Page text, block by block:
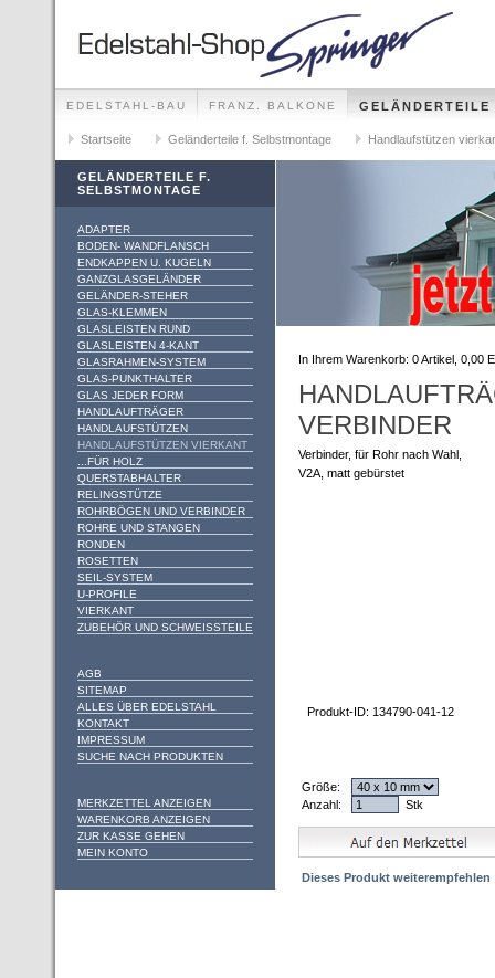
EDELSTAHL-BAU FRANZ. BALKONE
GELÄNDER-SETS FÜR ALLE MONTAGEMÖGLICHKEITEN
Startseite Geländerteile f. Selbstmontage Handlaufstützen
GELÄNDERTEILE F.
SELBSTMONTAGE
ADAPTER
BODEN- WANDFLANSCH
ENDKAPPEN U. KUGELN
GANZGLASGELÄNDER
GELÄNDER-STEHER
GLAS-KLEMMEN
GLASLEISTEN RUND
GLASLEISTEN 4-KANT
GLASRAHMEN-SYSTEM
GLAS-PUNKTHALTER
GLAS JEDER FORM
HANDLAUFTRÄGER
HANDLAUFSTÜTZEN
HANDLAUFSTÜTZEN VIERKANT
...FÜR HOLZ
QUERSTABHALTER
RELINGSTÜTZE
ROHRBÖGEN UND VERBINDER
ROHRE UND STANGEN
RONDEN
ROSETTEN
SEIL-SYSTEM
U-PROFILE
VIERKANT
ZUBEHÖR UND SCHWEISSTEILE
AGB
SITEMAP
ALLES ÜBER EDELSTAHL
KONTAKT
IMPRESSUM
SUCHE NACH PRODUKTEN
MERKZETTEL ANZEIGEN
WARENKORB ANZEIGEN
ZUR KASSE GEHEN
MEIN KONTO
In Ihrem Warenkorb: 0Artikel, 0,00
VERBINDER
Verbinder, für Rohr nach Wahl,
V2A, matt gebürstet
Produkt-ID: 134790-041-12
Größe:
Anzahl:
Stk
Dieses Produkt weiterempfehlen